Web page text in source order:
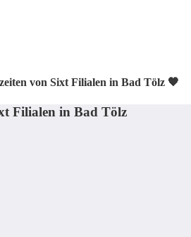
von Sixt Filialen in Bad Tölz 🧡
Filialen in Bad Tölz